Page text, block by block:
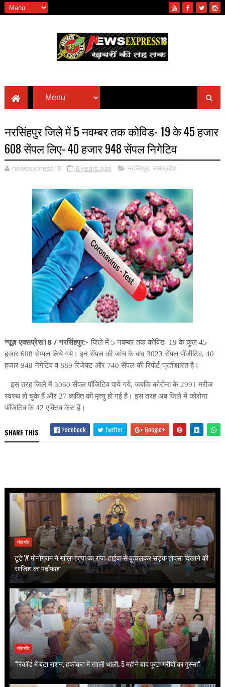
नरसिंहपुर जिले में 5 नवम्बर तक कोविड- 19 के 45 हजार
608 सेंपल लिए- 40 हजार 948 सेंपल निगेटिव
newsexpress18 6 years ago नरसिंहपुर, मध्यप्रदेश
न्यूज़ एक्सप्रेस18 / नरसिंहपुर:- जिले में 5 नवम्बर तक कोविड- 19 के कुल 45
हजार 608 सेम्पल लिये गये। इन सेंपल की जांच के बाद 3023 सेंपल पॉजीटिव, 40
हजार 948 नेगेटिव व 889 रिजेक्ट और 740 सेंपल की रिपोर्ट प्रतीक्षारत है।
इस तरह जिले में 3060 सेंपल पॉजिटिव पाये गये, जबकि कोरोना के 2991 मरीज
स्वस्थ हो चुके हैं और 27 व्यक्ति की मृत्यु हो गई है। इस तरह अब जिले में कोरोना
पॉजिटिव के 42 एक्टिव केस हैं।
SHARE THIS Facebook Twitter Google+
गोटेगाँव
टूटे 'A' मोनोग्राम ने खोला हत्या का राज: हाईवा से कुचलकर सड़क हादसा दिखाने की
साजिश का पर्दाफाश
गोटेगाँव
"रिकॉर्ड में बंटा राशन, हकीकत में खाली थाली; 5 महीने बाद फूटा गरीबों का गुस्सा"